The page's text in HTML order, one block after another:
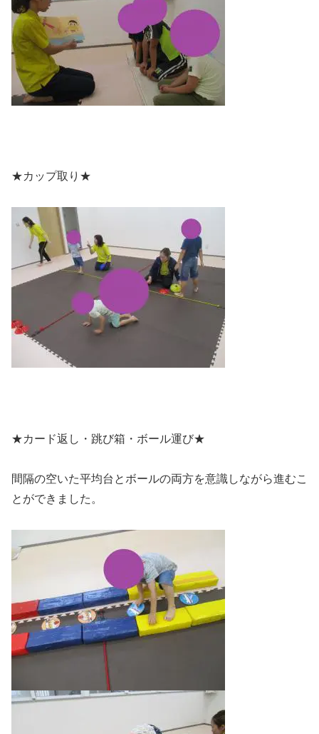
★カップ取り★
★カード返し・跳び箱・ボール運び★
間隔の空いた平均台とボールの両方を意識しながら進むこ
とができました。